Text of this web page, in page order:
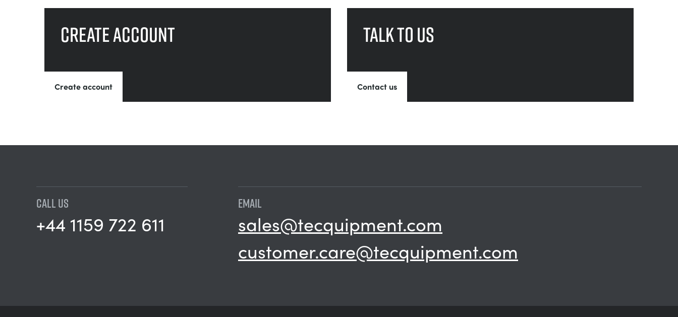
Create account
Create account
Talk to us
Contact us
CALL US
+44 1159 722 611
EMAIL
sales@tecquipment.com
customer.care@tecquipment.com